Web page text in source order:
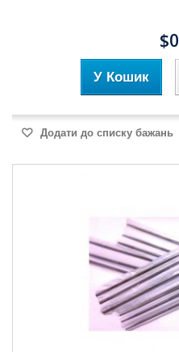
У Кошик
Додати до списку бажань